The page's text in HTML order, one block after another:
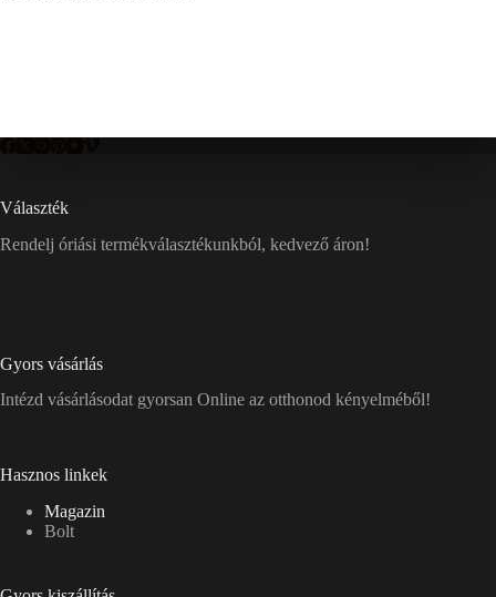
Választék
Rendelj óriási termékválasztékunkból, kedvező áron!
Gyors vásárlás
Intézd vásárlásodat gyorsan Online az otthonod kényelméből!
Hasznos linkek
Magazin
Bolt